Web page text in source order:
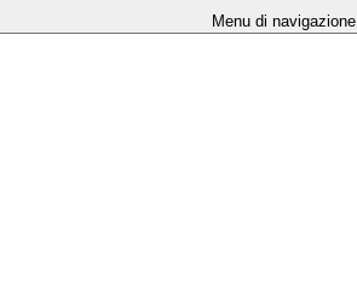
Menu di navigazione